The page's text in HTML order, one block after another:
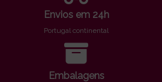
Envios em 24h
Portugal continental
Embalagens